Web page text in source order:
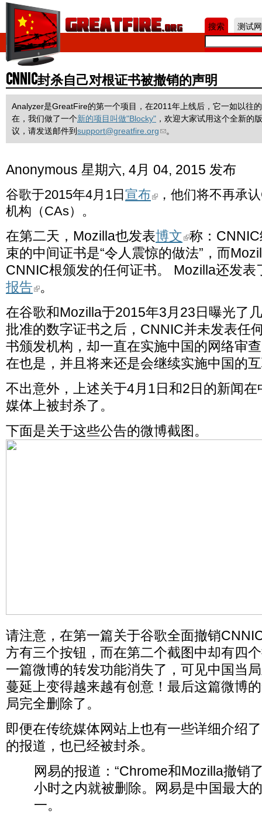
搜索 测试
CNNIC封杀自己对根证书被撤销的声明
Analyzer是GreatFire的第一个项目，在2011年上线后，它一如以往
在，我们做了一个新的项目叫做"Blocky" ，欢迎大家试用这个全新的
议，请发送邮件到support@greatfire.org 。
Anonymous 星期六, 4月 04, 2015 发布
谷歌于2015年4月1日宣布
，他们将不再承
机构（CAs）。
在第二天，Mozilla也发表博文 称：
束的中间证书是“令人震惊的做法”，而
CNNIC根颁发的任何证书。 Mozilla还发表
报告 。
在谷歌和Mozilla于2015年3月23日曝光了
批准的数字证书之后，CNNIC并未发表任
书颁发机构，却一直在实施中国的网络审
在也是，并且将来还是会继续实施中国的
不出意外，上述关于4月1日和2日的新闻
媒体上被封杀了。
下面是关于这些公告的微博截图。
请注意，在第一篇关于谷歌全面撤销
方有三个按钮，而在第二个截图中却有四
一篇微博的转发功能消失了，可见中国当
蔓延上变得越来越有创意！最后这篇微博
局完全删除了。
即便在传统媒体网站上也有一些详细介绍
的报道，也已经被封杀。
网易的报道：“Chrome和Mozilla撤销
小时之内就被删除。网易是中国最大
一。